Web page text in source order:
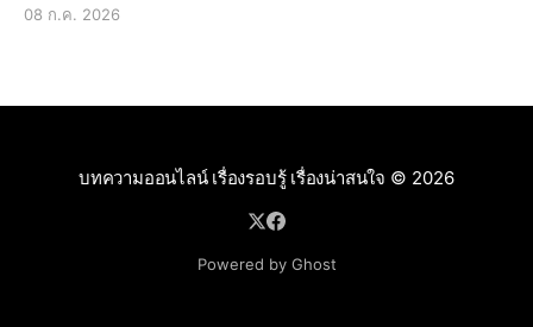
08 ก.ค. 2026
บทความออนไลน์ เรื่องรอบรู้ เรื่องน่าสนใจ © 2026
Powered by Ghost